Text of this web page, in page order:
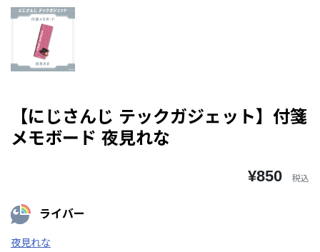
【にじさんじ テックガジェット】付箋
メモボード 夜見れな
¥850 税込
ライバー
夜見れな